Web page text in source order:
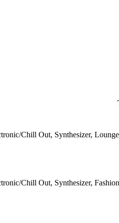
Chill Out, Synthesizer,
Chill Out, Synthesizer,